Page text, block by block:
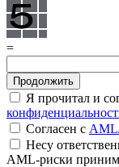
=
Я прочитал и
Согласен с
Несу
AML-риски